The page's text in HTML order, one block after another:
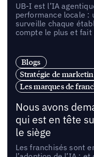
UB-I est l’IA
performance locale :
surveille chaque
compte le plus et fait
Blogs
Stratégie de
Les marques de
Nous avons
qui est en tête
le siège
Les franchisés sont